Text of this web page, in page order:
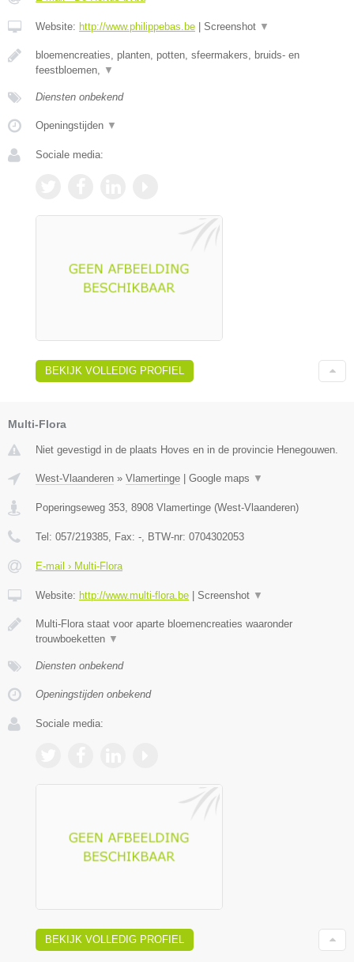
Website: http://www.philippebas.be Screenshot ▼
bloemencreaties, planten, potten, sfeermakers, bruids- en
feestbloemen, ▼
Diensten onbekend
Openingstijden ▼
Sociale media:
BEKIJK VOLLEDIG PROFIEL
Multi-Flora
Niet gevestigd in de plaats Hoves en in de provincie Henegouwen.
West-Vlaanderen » Vlamertinge Google maps ▼
Poperingseweg 353, 8908 Vlamertinge (West-Vlaanderen)
Tel: 057/219385, Fax: -, BTW-nr: 0704302053
E-mail › Multi-Flora
Website: http://www.multi-flora.be Screenshot ▼
Multi-Flora staat voor aparte bloemencreaties waaronder
trouwboeketten ▼
Diensten onbekend
Openingstijden onbekend
Sociale media:
BEKIJK VOLLEDIG PROFIEL